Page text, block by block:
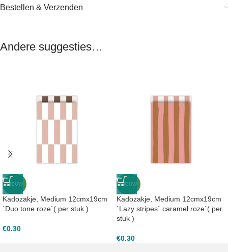
Bestellen & Verzenden
Andere suggesties…
NIEUW
Kadozakje, Medium 12cmx19cm
`Duo tone roze`( per stuk )
€0.30
NIEUW
Kadozakje, Medium 12cmx19cm
`Lazy stripes` caramel roze`( per
stuk )
€0.30